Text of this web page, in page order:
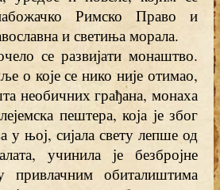
Римско Право и
и светиња морала.
се развијати монаштво.
о које се нико није отимао,
необичних грађана, монаха
пештера, која је због
у њој, сијала свету лепше од
учинила је безбројне
привлачним обиталиштима